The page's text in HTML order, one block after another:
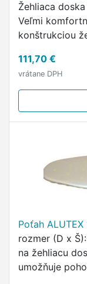
Žehliaca
Veľmi
konštrukciou
odkladacia
111,70 €
vrátane DPH
Poťah
rozmer (D x
na žehliacu
umožňuje